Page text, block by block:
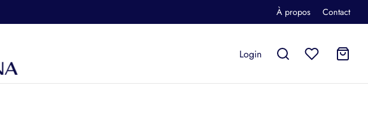
À propos Contact
Login